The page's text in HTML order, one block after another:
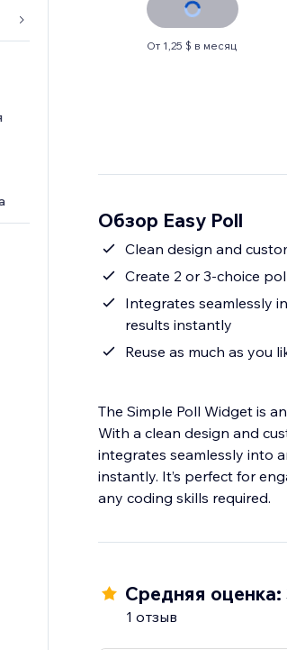
с
От 1,25 $ в месяц
Обзор Easy Poll
Clean design and
Create 2 or 3-choice
Integrates seamlessly
results instantly
Reuse as much as you
The Simple Poll Widget is
With a clean design and
integrates seamlessly into
instantly. It’s perfect for
any coding skills required.
Средняя оценка:
1 отзыв